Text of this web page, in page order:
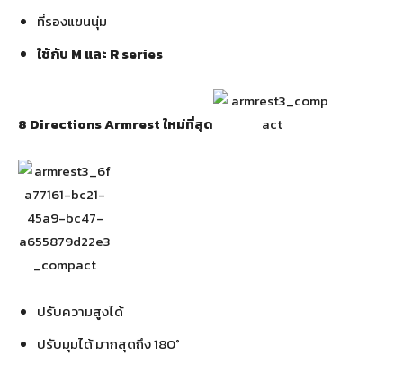
ที่รองแขนนุ่ม
ใช้กับ M และ R series
8 Directions Armrest ใหม่ที่สุด
ปรับความสูงได้
ปรับมุมได้ มากสุดถึง 180°